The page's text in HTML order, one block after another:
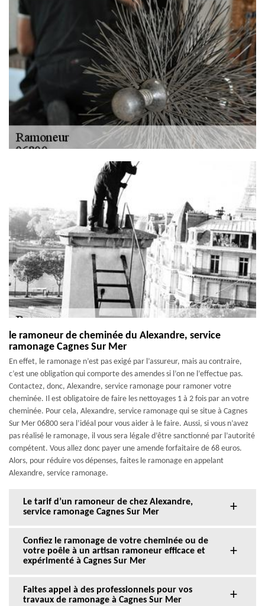
le ramoneur de cheminée du Alexandre, service
ramonage Cagnes Sur Mer
En effet, le ramonage n’est pas exigé par l’assureur, mais au contraire,
c’est une obligation qui comporte des amendes si l’on ne l’effectue pas.
Contactez, donc, Alexandre, service ramonage pour ramoner votre
cheminée. Il est obligatoire de faire les nettoyages 1 à 2 fois par an votre
cheminée. Pour cela, Alexandre, service ramonage qui se situe à Cagnes
Sur Mer 06800 sera l’idéal pour vous aider à le faire. Aussi, si vous n’avez
pas réalisé le ramonage, il vous sera légale d’être sanctionné par l’autorité
compétent. Vous allez donc payer une amende forfaitaire de 68 euros.
Alors, pour réduire vos dépenses, faites le ramonage en appelant
Alexandre, service ramonage.
Le tarif d’un ramoneur de chez Alexandre,
service ramonage Cagnes Sur Mer
Confiez le ramonage de votre cheminée ou de
votre poêle à un artisan ramoneur efficace et
expérimenté à Cagnes Sur Mer
Faites appel à des professionnels pour vos
travaux de ramonage à Cagnes Sur Mer